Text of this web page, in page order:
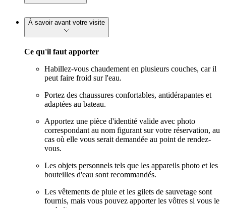
À savoir avant votre visite
Ce qu'il faut apporter
Habillez-vous chaudement en plusieurs couches, car il
peut faire froid sur l'eau.
Portez des chaussures confortables, antidérapantes et
adaptées au bateau.
Apportez une pièce d'identité valide avec photo
correspondant au nom figurant sur votre réservation, au
cas où elle vous serait demandée au point de rendez-
vous.
Les objets personnels tels que les appareils photo et les
bouteilles d'eau sont recommandés.
Les vêtements de pluie et les gilets de sauvetage sont
fournis, mais vous pouvez apporter les vôtres si vous le